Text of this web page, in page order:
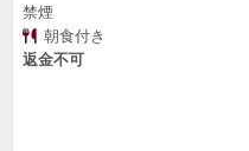
禁煙
朝食付き
返金不可